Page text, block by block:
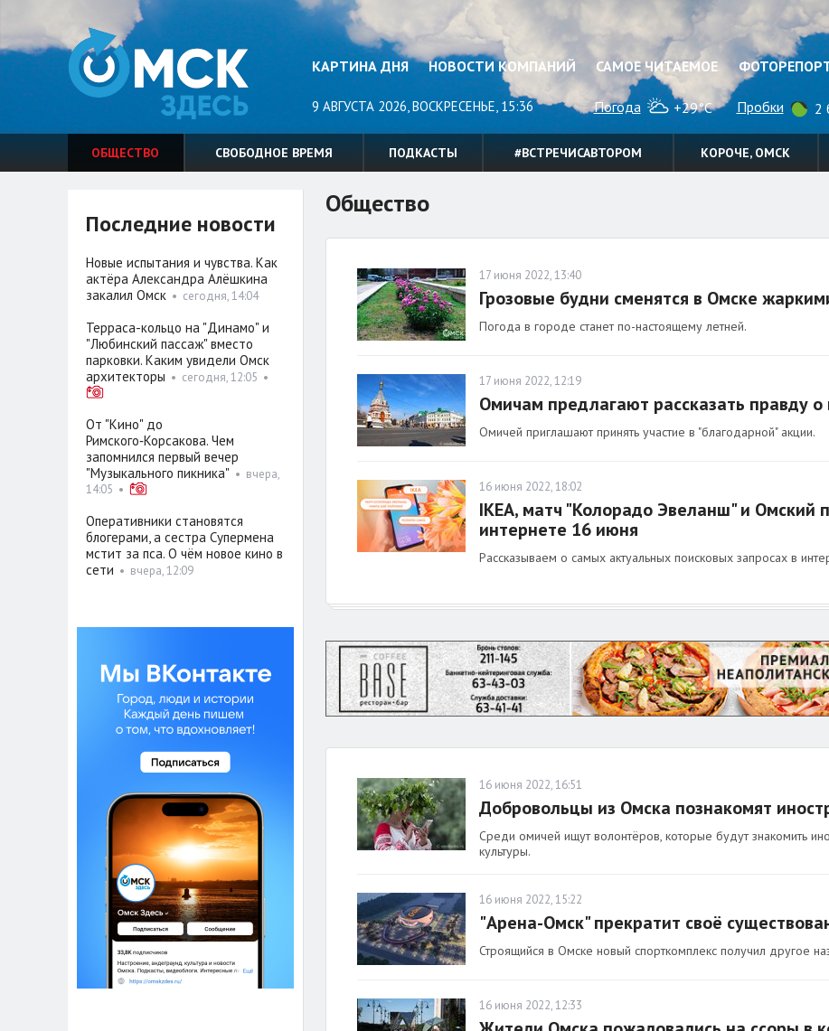
КАРТИНА ДНЯ НОВОСТИ КОМПАНИЙ САМОЕ ЧИТАЕМОЕ
9 АВГУСТА 2026, ВОСКРЕСЕНЬЕ, 15:36 Погода +29°C Пробки 2
ОБЩЕСТВО СВОБОДНОЕ ВРЕМЯ ПОДКАСТЫ #ВСТРЕЧИСАВТОРОМ КОРОЧЕ, ОМСК
Общество
17 июня 2022, 13:40
Грозовые будни сменятся в Омске
Погода в городе станет по-настоящему летней.
17 июня 2022, 12:19
Омичам предлагают рассказать правду о
Омичей приглашают принять участие в "благодарной" акции.
16 июня 2022, 18:02
IKEA, матч "Колорадо Эвеланш" и Омский
интернете 16 июня
Рассказываем о самых актуальных поисковых запросах в
16 июня 2022, 16:51
Добровольцы из Омска познакомят
Среди омичей ищут волонтёров, которые будут знакомить
культуры.
16 июня 2022, 15:22
"Арена-Омск" прекратит своё
Строящийся в Омске новый спорткомплекс получил другое
16 июня 2022, 12:33
Последние новости
Новые испытания и чувства. Как
актёра Александра Алёшкина
закалил Омск• сегодня, 14:04
Терраса-кольцо на "Динамо" и
"Любинский пассаж" вместо
парковки. Каким увидели Омск
архитекторы • сегодня, 12:05 •
От "Кино" до
Римского‑Корсакова. Чем
запомнился первый вечер
"Музыкального пикника" • вчера,
14:05 •
Оперативники становятся
блогерами, а сестра Супермена
мстит за пса. О чём новое кино в
сети • вчера, 12:09